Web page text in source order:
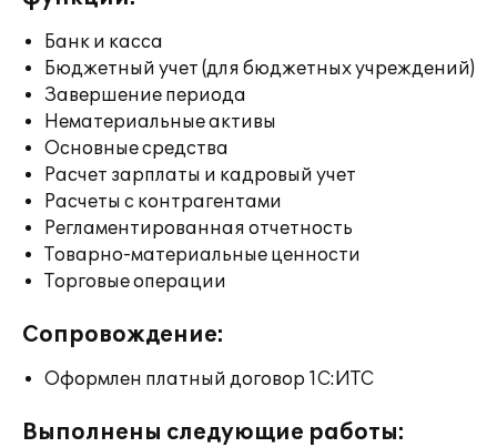
Банк и касса
Бюджетный учет (для бюджетных учреждений)
Завершение периода
Нематериальные активы
Основные средства
Расчет зарплаты и кадровый учет
Расчеты с контрагентами
Регламентированная отчетность
Товарно-материальные ценности
Торговые операции
Сопровождение:
Оформлен платный договор 1С:ИТС
Выполнены следующие работы: